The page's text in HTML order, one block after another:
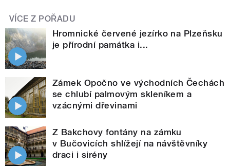
VÍCE Z POŘADU
Hromnické červené jezírko na Plzeňsku
je přírodní památka i...
Zámek Opočno ve východních Čechách
se chlubí palmovým skleníkem a
vzácnými dřevinami
Z Bakchovy fontány na zámku
v Bučovicích shlížejí na návštěvníky
draci i sirény